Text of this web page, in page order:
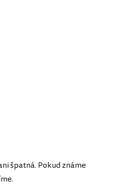
špatná. Pokud známe